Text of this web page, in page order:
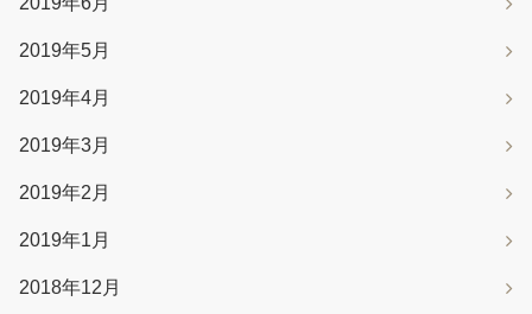
2019年5月
2019年4月
2019年3月
2019年2月
2019年1月
2018年12月